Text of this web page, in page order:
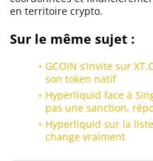
en territoire crypto.
Sur le même sujet :
GCOIN s’invite sur
son token natif
Hyperliquid face à
pas une sanction,
Hyperliquid sur la
change vraiment